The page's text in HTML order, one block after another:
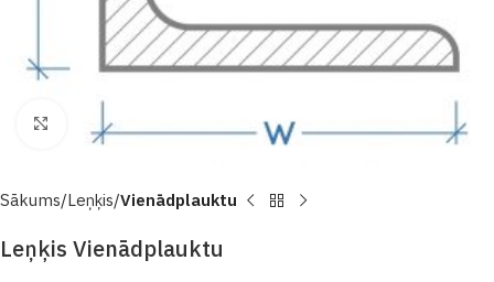
Click to enlarge
Sākums Leņķis Vienādplauktu
Leņķis Vienādplauktu